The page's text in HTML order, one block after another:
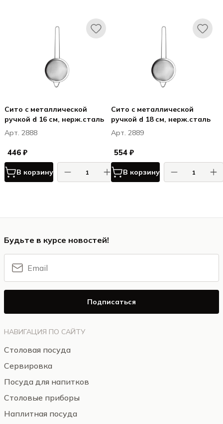
Сито c металлической
ручкой d 16 см, нерж.сталь
Арт. 2888
446 ₽
В корзину
Сито c металлической
ручкой d 18 см, нерж.сталь
Арт. 2889
554 ₽
В корзину
НАВИГАЦИЯ ПО САЙТУ
Столовая посуда
Сервировка
Посуда для напитков
Столовые приборы
Наплитная посуда
Будьте в курсе новостей!
Подписаться